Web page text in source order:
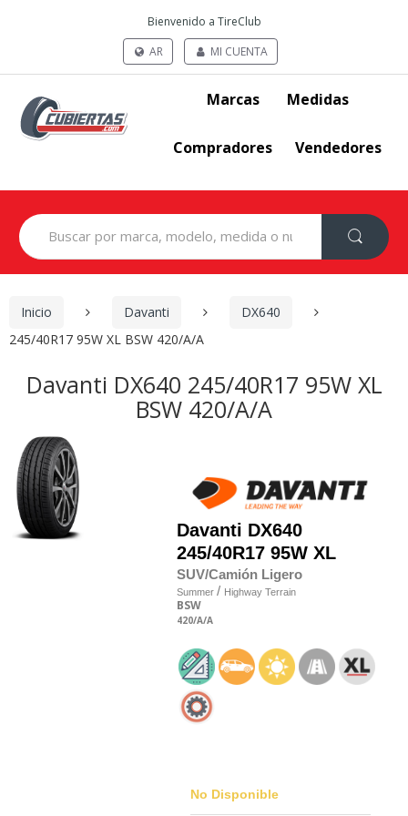
Bienvenido a TireClub
AR
MI CUENTA
Marcas Medidas
Compradores Vendedores
Search
for:
Inicio Davanti
DX640
245/40R17 95W XL BSW 420/A/A
Davanti DX640 245/40R17 95W XL
BSW 420/A/A
Davanti DX640
245/40R17 95W XL
SUV/Camión Ligero
Summer / Highway Terrain
BSW
420/A/A
No Disponible